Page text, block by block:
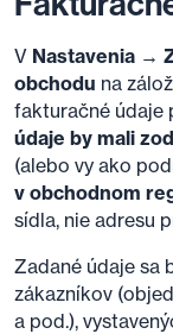
V Nastavenia →
obchodu na
fakturačné údaje
údaje by mali
(alebo vy ako
v obchodnom
sídla, nie adresu
Zadané údaje sa
zákazníkov
a pod.),